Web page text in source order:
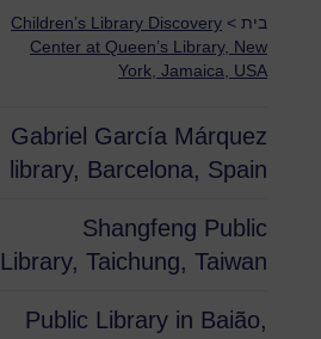
בית >
Children’s Library Discovery
Center at Queen’s Library, New
York, Jamaica, USA
Gabriel García Márquez
library, Barcelona, Spain
Shangfeng Public
Library, Taichung, Taiwan
Public Library in Baião,